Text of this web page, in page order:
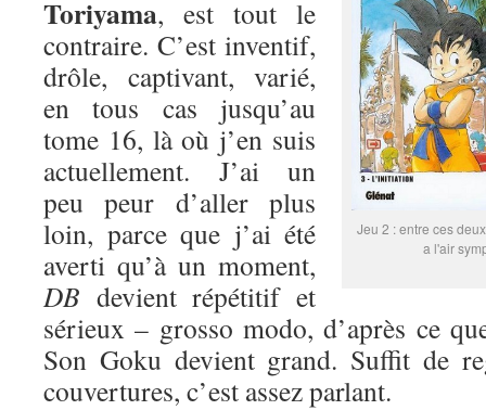
Jeu 2 : entre ces
a l'air
Toriyama, est tout le
contraire. C’est inventif,
drôle, captivant, varié,
en tous cas jusqu’au
tome 16, là où j’en suis
actuellement. J’ai un
peu peur d’aller plus
loin, parce que j’ai été
averti qu’à un moment,
DB devient répétitif et
sérieux – grosso modo, d’après ce
Son Goku devient grand. Suffit de
couvertures, c’est assez parlant.